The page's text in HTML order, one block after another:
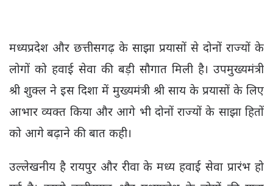
मध्यप्रदेश और छत्तीसगढ़ के साझा प्रयासों से दोनों राज्यों के
लोगों को हवाई सेवा की बड़ी सौगात मिली है। उपमुख्यमंत्री
श्री शुक्ल ने इस दिशा में मुख्यमंत्री श्री साय के प्रयासों के लिए
आभार व्यक्त किया और आगे भी दोनों राज्यों के साझा हितों
को आगे बढ़ाने की बात कही।
उल्लेखनीय है रायपुर और रीवा के मध्य हवाई सेवा प्रारंभ हो